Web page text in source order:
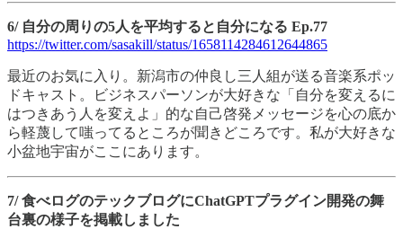
6/ 自分の周りの5人を平均すると自分になる Ep.77
https://twitter.com/sasakill/status/1658114284612644865
最近のお気に入り。新潟市の仲良し三人組が送る音楽系ポッ
ドキャスト。ビジネスパーソンが大好きな「自分を変えるに
はつきあう人を変えよ」的な自己啓発メッセージを心の底か
ら軽蔑して嗤ってるところが聞きどころです。私が大好きな
小盆地宇宙がここにあります。
7/ 食べログのテックブログにChatGPTプラグイン開発の舞
台裏の様子を掲載しました